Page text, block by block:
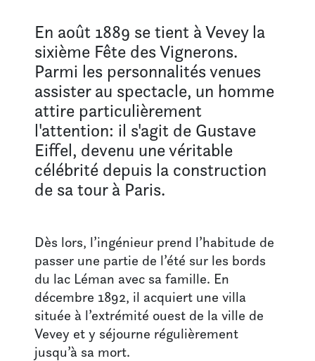
VOTRE VISITE
Infos pratiques
Visites guidées
Pour les écoles
Boutique
LE MUSÉE
Contact
En août 1889 se tient à Vevey la
sixième Fête des Vignerons.
Parmi les personnalités venues
assister au spectacle, un homme
attire particulièrement
l'attention: il s'agit de Gustave
Eiffel, devenu une véritable
célébrité depuis la construction
de sa tour à Paris.
Dès lors, l’ingénieur prend l’habitude de
passer une partie de l’été sur les bords
du lac Léman avec sa famille. En
décembre 1892, il acquiert une villa
située à l’extrémité ouest de la ville de
Vevey et y séjourne régulièrement
jusqu’à sa mort.